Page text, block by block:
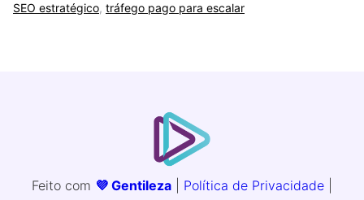
SEO estratégico, tráfego pago para escalar
Feito com 💜 Gentileza Política de Privacidade